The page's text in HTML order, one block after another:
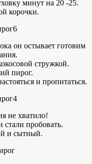
минут на 20 -25.
корочки.
он остывает готовим
стружкой.
пирог.
и пропитаться.
не хватило!
пробовать.
и сытный.